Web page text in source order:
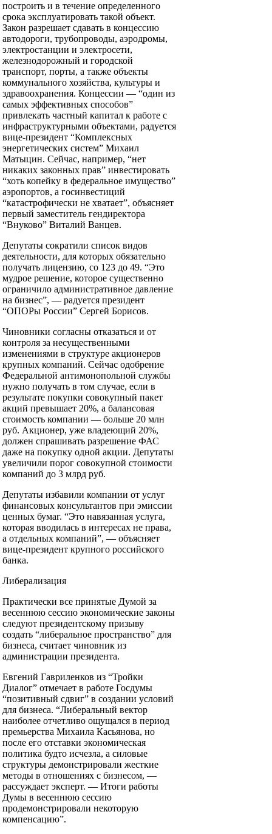
построить и в течение определенного
срока эксплуатировать такой объект.
Закон разрешает сдавать в концессию
автодороги, трубопроводы, аэродромы,
электростанции и электросети,
железнодорожный и городской
транспорт, порты, а также объекты
коммунального хозяйства, культуры и
здравоохранения. Концессии — “один из
самых эффективных способов”
привлекать частный капитал к работе с
инфраструктурными объектами, радуется
вице-президент “Комплексных
энергетических систем” Михаил
Матыцин. Сейчас, например, “нет
никаких законных прав” инвестировать
“хоть копейку в федеральное имущество”
аэропортов, а госинвестиций
“катастрофически не хватает”, объясняет
первый заместитель гендиректора
“Внуково” Виталий Ванцев.
Депутаты сократили список видов
деятельности, для которых обязательно
получать лицензию, со 123 до 49. “Это
мудрое решение, которое существенно
ограничило административное давление
на бизнес”, — радуется президент
“ОПОРы России” Сергей Борисов.
Чиновники согласны отказаться и от
контроля за несущественными
изменениями в структуре акционеров
крупных компаний. Сейчас одобрение
Федеральной антимонопольной службы
нужно получать в том случае, если в
результате покупки совокупный пакет
акций превышает 20%, а балансовая
стоимость компании — больше 20 млн
руб. Акционер, уже владеющий 20%,
должен спрашивать разрешение ФАС
даже на покупку одной акции. Депутаты
увеличили порог совокупной стоимости
компаний до 3 млрд руб.
Депутаты избавили компании от услуг
финансовых консультантов при эмиссии
ценных бумаг. “Это навязанная услуга,
которая вводилась в интересах не права,
а отдельных компаний”, — объясняет
вице-президент крупного российского
банка.
Либерализация
Практически все принятые Думой за
весеннюю сессию экономические законы
следуют президентскому призыву
создать “либеральное пространство” для
бизнеса, считает чиновник из
администрации президента.
Евгений Гавриленков из “Тройки
Диалог” отмечает в работе Госдумы
“позитивный сдвиг” в создании условий
для бизнеса. “Либеральный вектор
наиболее отчетливо ощущался в период
премьерства Михаила Касьянова, но
после его отставки экономическая
политика будто исчезла, а силовые
структуры демонстрировали жесткие
методы в отношениях с бизнесом, —
рассуждает эксперт. — Итоги работы
Думы в весеннюю сессию
продемонстрировали некоторую
компенсацию”.